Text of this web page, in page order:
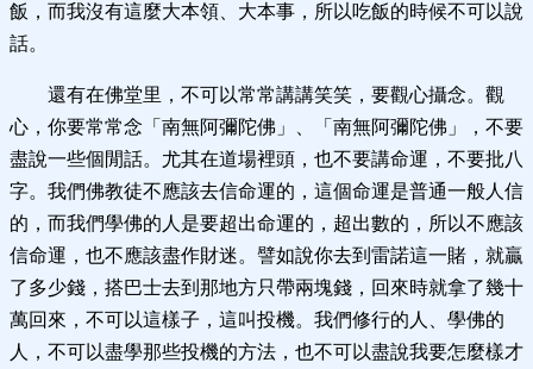
飯，而我沒有這麼大本領、大本事，所以吃飯的時候不可以說
話。
還有在佛堂里，不可以常常講講笑笑，要觀心攝念。觀
心，你要常常念「南無阿彌陀佛」、「南無阿彌陀佛」，不要
盡說一些個閒話。尤其在道場裡頭，也不要講命運，不要批八
字。我們佛教徒不應該去信命運的，這個命運是普通一般人信
的，而我們學佛的人是要超出命運的，超出數的，所以不應該
信命運，也不應該盡作財迷。譬如說你去到雷諾這一賭，就贏
了多少錢，搭巴士去到那地方只帶兩塊錢，回來時就拿了幾十
萬回來，不可以這樣子，這叫投機。我們修行的人、學佛的
人，不可以盡學那些投機的方法，也不可以盡說我要怎麼樣才